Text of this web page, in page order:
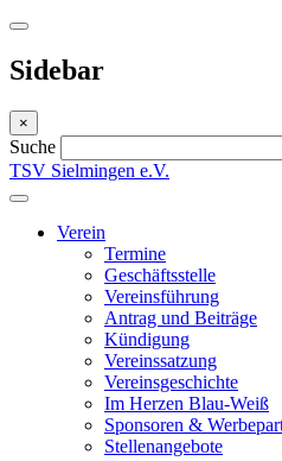
Sidebar
×
Suche
TSV Sielmingen e.V.
Verein
Termine
Geschäftsstelle
Vereinsführung
Antrag und Beiträge
Kündigung
Vereinssatzung
Vereinsgeschichte
Im Herzen Blau-Weiß
Sponsoren &
Stellenangebote